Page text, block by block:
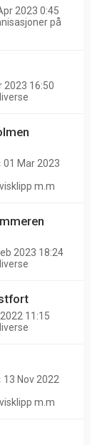
2023 0:45
på
2023 16:50
01 Mar 2023
m.m
2023 18:24
11:15
13 Nov 2022
m.m